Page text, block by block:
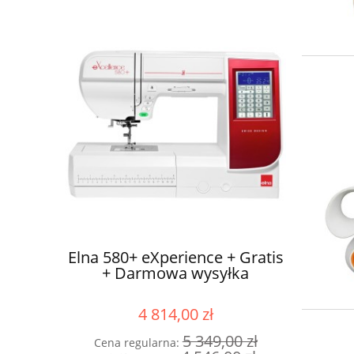
Elna 580+ eXperience + Gratis
+ Darmowa wysyłka
4 814,00 zł
Cena regularna:5 349,00 zł